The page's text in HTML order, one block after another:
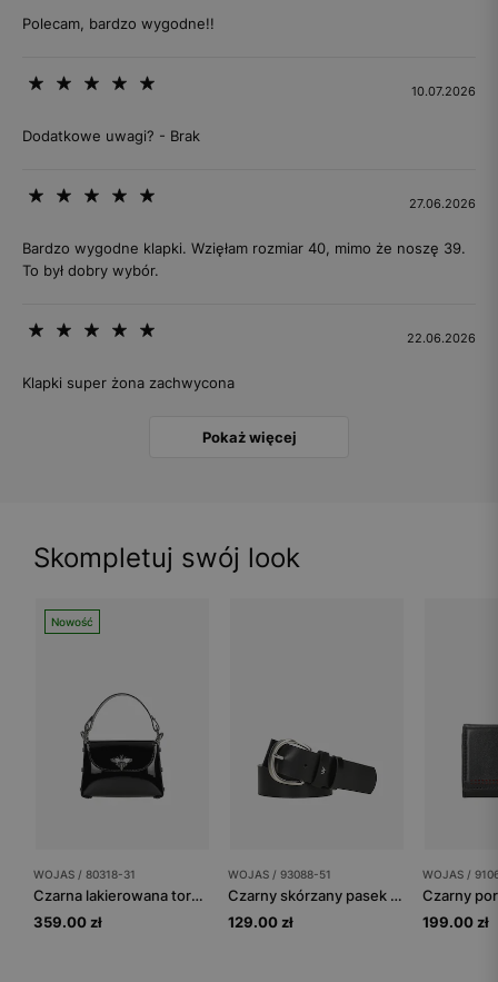
Polecam, bardzo wygodne!!
10.07.2026
Dodatkowe uwagi? - Brak
27.06.2026
Bardzo wygodne klapki. Wzięłam rozmiar 40, mimo że noszę 39.
To był dobry wybór.
22.06.2026
Klapki super żona zachwycona
Pokaż więcej
Skompletuj swój look
Nowość
WOJAS / 80318-31
Czarna lakierowana torebka wizytowa z owadem
359.00 zł
WOJAS / 93088-51
Czarny skórzany pasek damski ze srebrną klamrą
129.00 zł
WOJAS /
199.00 zł